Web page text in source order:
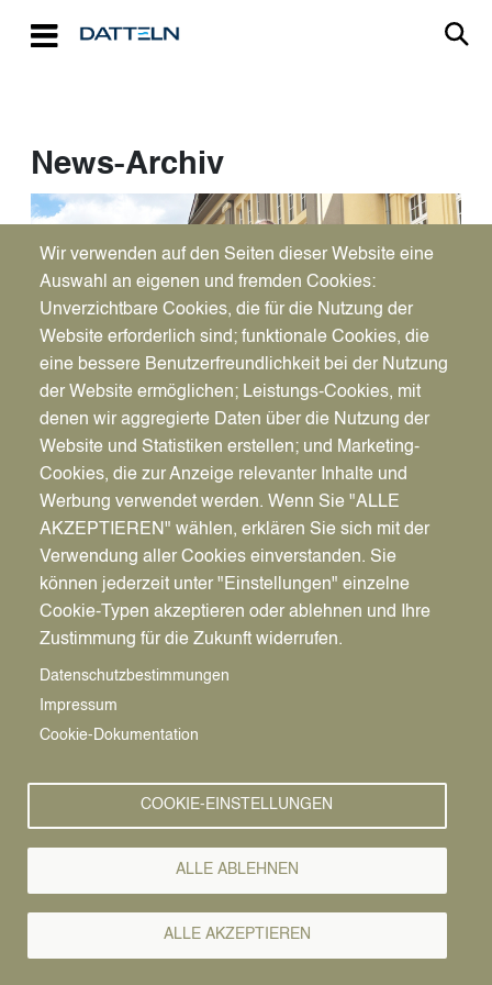
News-Archiv
Fr., 07.08.2026 - 11:57
Datteln macht zum 7. Mal beim STADTRADELN mit:
Gemeinsam in die Pedale treten! – Start am 6.
September 2026 – Unter allen, die für Datteln radeln,
werden attraktive Preise verlost
allen anderen Städten des Kreises Recklinghausen tritt
Datteln abSonntag, 6. September 2026,
Pedale. Bis 26.
Wir verwenden auf den Seiten dieser Website eine
Auswahl an eigenen und fremden Cookies:
Unverzichtbare Cookies, die für die Nutzung der
Website erforderlich sind; funktionale Cookies, die
eine bessere Benutzerfreundlichkeit bei der Nutzung
der Website ermöglichen; Leistungs-Cookies, mit
denen wir aggregierte Daten über die Nutzung der
Website und Statistiken erstellen; und Marketing-
Cookies, die zur Anzeige relevanter Inhalte und
Werbung verwendet werden. Wenn Sie "ALLE
AKZEPTIEREN" wählen, erklären Sie sich mit der
Verwendung aller Cookies einverstanden. Sie
können jederzeit unter "Einstellungen" einzelne
Cookie-Typen akzeptieren oder ablehnen und Ihre
Zustimmung für die Zukunft widerrufen.
Datenschutzbestimmungen
Impressum
Cookie-Dokumentation
COOKIE-EINSTELLUNGEN
ALLE ABLEHNEN
ALLE AKZEPTIEREN